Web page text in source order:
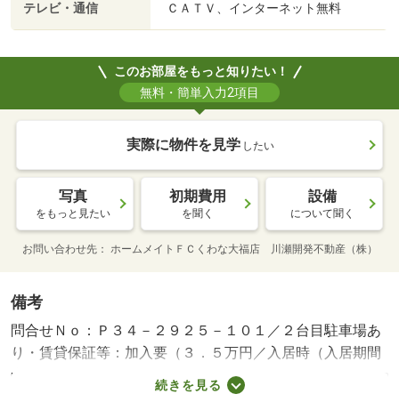
テレビ・通信 ＣＡＴＶ、インターネット無料
このお部屋をもっと知りたい！
無料・簡単入力2項目
実際に物件を見学 したい
写真
をもっと見たい
初期費用
を聞く
設備
について聞く
お問い合わせ先 ホームメイトＦＣくわな大福店 川瀬開発不動産（株）
備考
問合せＮｏ：Ｐ３４－２９２５－１０１／２台目駐車場あ
り・賃貸保証等：加入要（３．５万円／入居時（入居期間
中）、月額賃料等総額×１％＋８００／月）・維持費等：
放送受信料・町内会費８５０円／月・２台目駐車場（要確
続きを見る